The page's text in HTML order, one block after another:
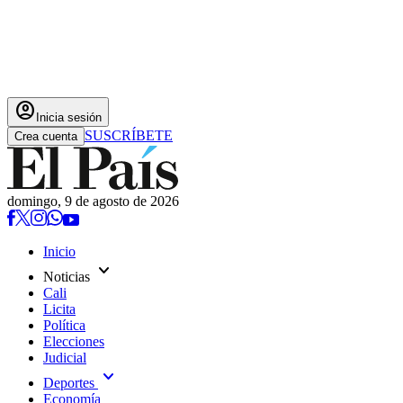
account_circle Inicia sesión
Crea cuenta SUSCRÍBETE
domingo, 9 de agosto de 2026
Inicio
Noticias expand_more
Cali
Licita
Política
Elecciones
Judicial
Deportes expand_more
Economía